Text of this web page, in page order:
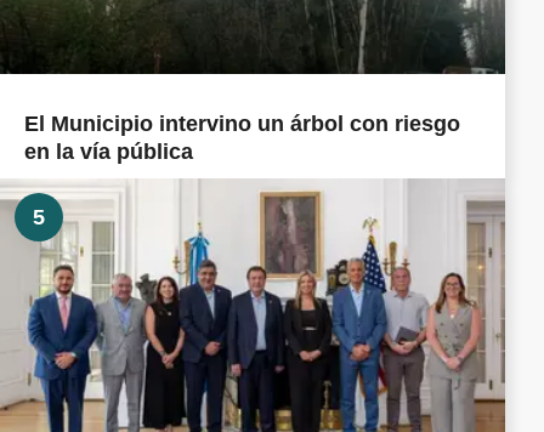
El Municipio intervino un árbol con riesgo
en la vía pública
5